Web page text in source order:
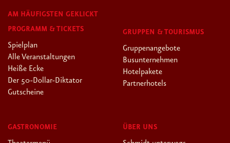
AM HÄUFIGSTEN GEKLICKT
PROGRAMM & TICKETS
Spielplan
Alle Veranstaltungen
Heiße Ecke
Der 50-Dollar-Diktator
Gutscheine
GRUPPEN & TOURISMUS
Gruppenangebote
Busunternehmen
Hotelpakete
Partnerhotels
GASTRONOMIE ÜBER UNS